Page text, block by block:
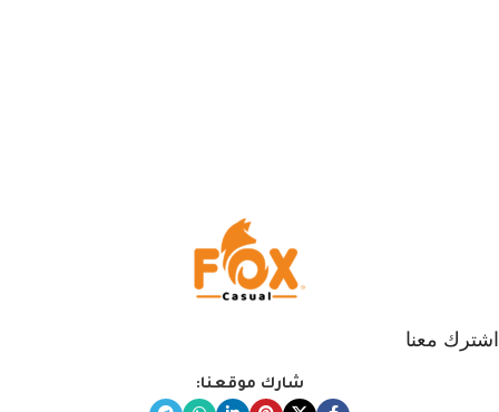
اشترك معنا
شارك موقعنا: